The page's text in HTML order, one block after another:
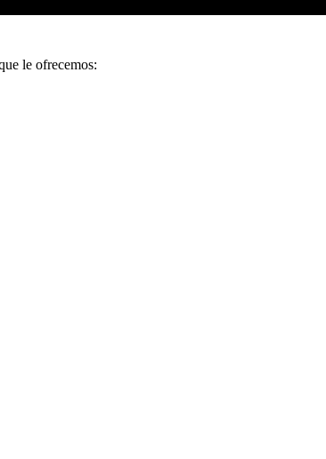
le ofrecemos: